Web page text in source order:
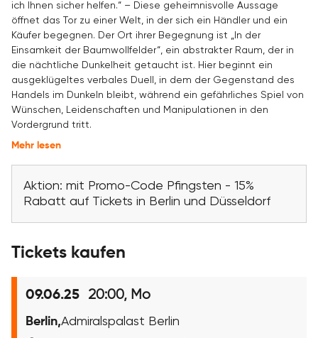
ich Ihnen sicher helfen.“ – Diese geheimnisvolle Aussage
öffnet das Tor zu einer Welt, in der sich ein Händler und ein
Käufer begegnen. Der Ort ihrer Begegnung ist „In der
Einsamkeit der Baumwollfelder“, ein abstrakter Raum, der in
die nächtliche Dunkelheit getaucht ist. Hier beginnt ein
ausgeklügeltes verbales Duell, in dem der Gegenstand des
Handels im Dunkeln bleibt, während ein gefährliches Spiel von
Wünschen, Leidenschaften und Manipulationen in den
Vordergrund tritt.
Mehr lesen
Aktion: mit Promo-Code Pfingsten - 15%
Rabatt auf Tickets in Berlin und Düsseldorf
Tickets kaufen
09.06.25 20:00, Mo
Berlin,Admiralspalast Berlin